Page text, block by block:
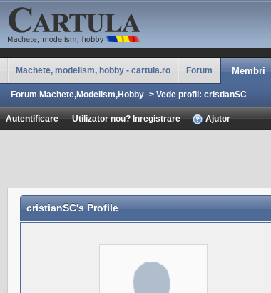
Machete, modelism, hobby - cartula.ro Forum Membri
Forum Machete,Modelism,Hobby > Vede profil: cristianSC
Autentificare Utilizator nou? Inregistrare Ajutor
cristianSC's Profile